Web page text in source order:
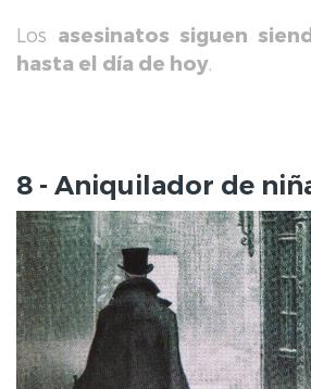
Los asesinatos siguen
hasta el día de hoy.
8 - Aniquilador de